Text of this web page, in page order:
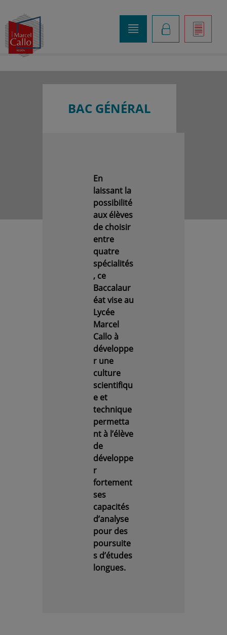
]
K
o
BAC GÉNÉRAL
En
laissant la
possibilité
aux élèves
de choisir
entre
quatre
spécialités
, ce
Baccalaur
éat vise au
Lycée
Marcel
Callo à
développe
r une
culture
scientifiqu
e et
technique
permetta
nt à l’élève
de
développe
r
fortement
ses
capacités
d’analyse
pour des
poursuite
s d’études
longues.